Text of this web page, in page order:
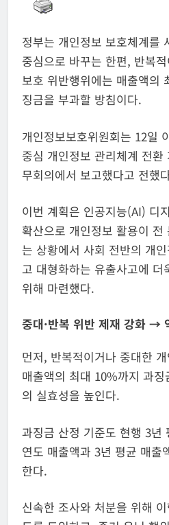
정부는 개인정보 보호체계를
중심으로 바꾸는 한편, 반복
보호 위반행위에는 매출액의
징금을 부과할 방침이다.
개인정보보호위원회는 12일
중심 개인정보 관리체계 전환
무회의에서 보고했다고 전했
이번 계획은 인공지능(AI) 디
확산으로 개인정보 활용이
는 상황에서 사회 전반의 개
고 대형화하는 유출사고에 더
위해 마련했다.
중대·반복 위반 제재 강화 →
먼저, 반복적이거나 중대한
매출액의 최대 10%까지 과
의 실효성을 높인다.
과징금 산정 기준도 현행 3년
연도 매출액과 3년 평균 매출
한다.
신속한 조사와 처분을 위해